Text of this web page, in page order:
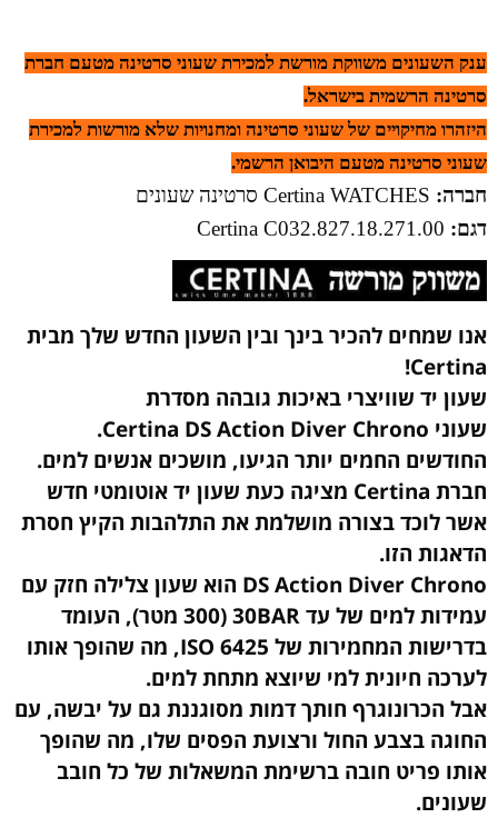
ענק השעונים משווקת מורשת למכירת שעוני סרטינה מטעם חברת
סרטינה הרשמית בישראל.
היזהרו מחיקויים של שעוני סרטינה ומחנויות שלא מורשות למכירת
שעוני סרטינה מטעם היבואן הרשמי.
חברה:
דגם: C032.827.18.271.00
אנו שמחים להכיר בינך ובין השעון החדש שלך מבית
Certina!
שעון יד שוויצרי באיכות גובהה מסדרת
שעוני Certina DS Action Diver Chrono.
החודשים החמים יותר הגיעו, מושכים אנשים למים.
חברת Certina מציגה כעת שעון יד אוטומטי חדש
אשר לוכד בצורה מושלמת את התלהבות הקיץ חסרת
הדאגות הזו.
DS Action Diver Chrono הוא שעון צלילה חזק עם
עמידות למים של עד 30BAR (300 מטר), העומד
בדרישות המחמירות של ISO 6425, מה שהופך אותו
לערכה חיונית למי שיוצא מתחת למים.
אבל הכרונוגרף חותך דמות מסוגננת גם על יבשה, עם
החוגה בצבע החול ורצועת הפסים שלו, מה שהופך
אותו פריט חובה ברשימת המשאלות של כל חובב
שעונים.